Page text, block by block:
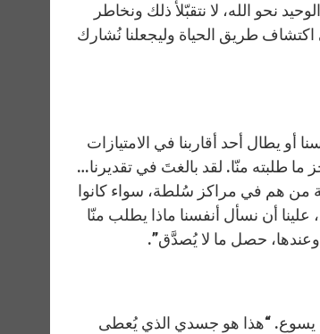
نحو الله، لا نتقبّلأ ذلك ونخاطر
طريق الحياة وليجعلنا نُشارك
أو يطال أحد أقاربنا في الامتيازات
ما طلبته منّا. لقد بالغتَ في تقديرنا…
من هم في مراكز سُلطة، سواء كانوا
علينا أن نسأل أنفسنا ماذا يطلب منّا
وعندها، حصل ما لا يُصدَّق”.
يسوع. “هذا هو جسدي الذي يُعطى